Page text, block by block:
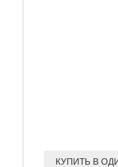
КУПИТЬ В